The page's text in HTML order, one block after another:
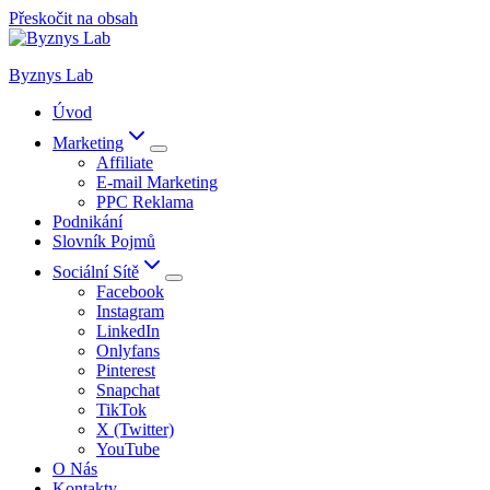
Přeskočit na obsah
Byznys Lab
Úvod
Marketing
Affiliate
E-mail Marketing
PPC Reklama
Podnikání
Slovník Pojmů
Sociální Sítě
Facebook
Instagram
LinkedIn
Onlyfans
Pinterest
Snapchat
TikTok
X (Twitter)
YouTube
O Nás